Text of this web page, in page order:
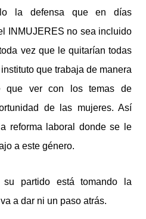
la defensa que en días
INMUJERES no sea incluido
vez que le quitarían todas
que trabaja de manera
que ver con los temas de
de las mujeres. Así
reforma laboral donde se le
a este género.
su partido está tomando la
a dar ni un paso atrás.